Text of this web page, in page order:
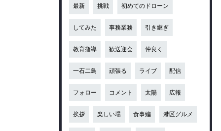
最新 挑戦 初めてのドローン
してみた 事務業務 引き継ぎ
教育指導 歓送迎会 仲良く
一石二鳥 頑張る ライブ 配信
フォロー コメント 太陽 広報
挨拶 楽しい場 食事編 港区グルメ